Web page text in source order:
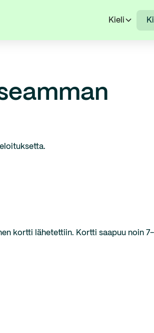
Kieli
kortti lähetettiin. Kortti saapuu noin